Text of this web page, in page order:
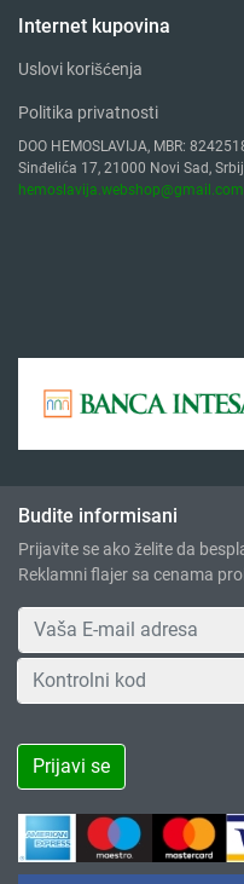
Internet kupovina
Uslovi korišćenja
Politika privatnosti
DOO HEMOSLAVIJA, MBR:
Sinđelića 17, 21000 Novi Sad,
hemoslavija.webshop@gmail.com
Budite informisani
Prijavite se ako želite da
Reklamni flajer sa cenama
Prijavi se